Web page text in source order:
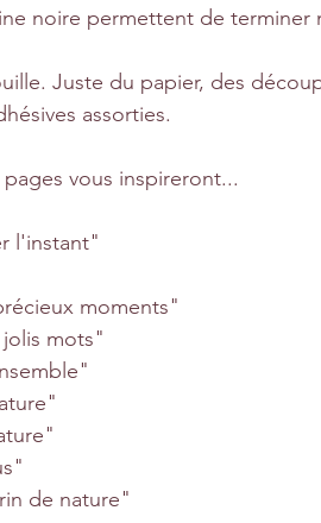
noire permettent de terminer
Juste du papier, des
assorties.
vous inspireront...
l'instant"
moments"
mots"
de nature"